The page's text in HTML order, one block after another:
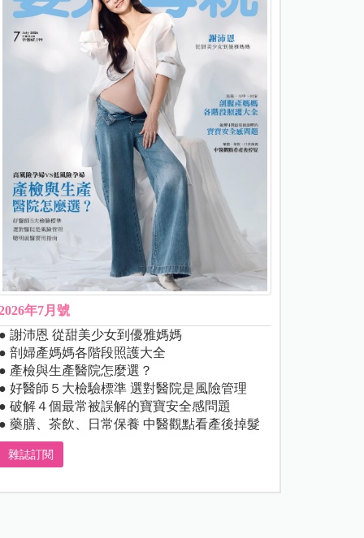
年7月號
謝沛恩 從甜美少女到優雅媽媽
剖婦產媽媽各階段照護大全
產檢與生產醫院怎麼選？
好醫師５大檢驗標準 選對醫院是風險管理
破解４個最常被誤解的寶寶安全感問題
藥膳、茶飲、日常保養 中醫觀點看產後掉髮
雜誌訂閱